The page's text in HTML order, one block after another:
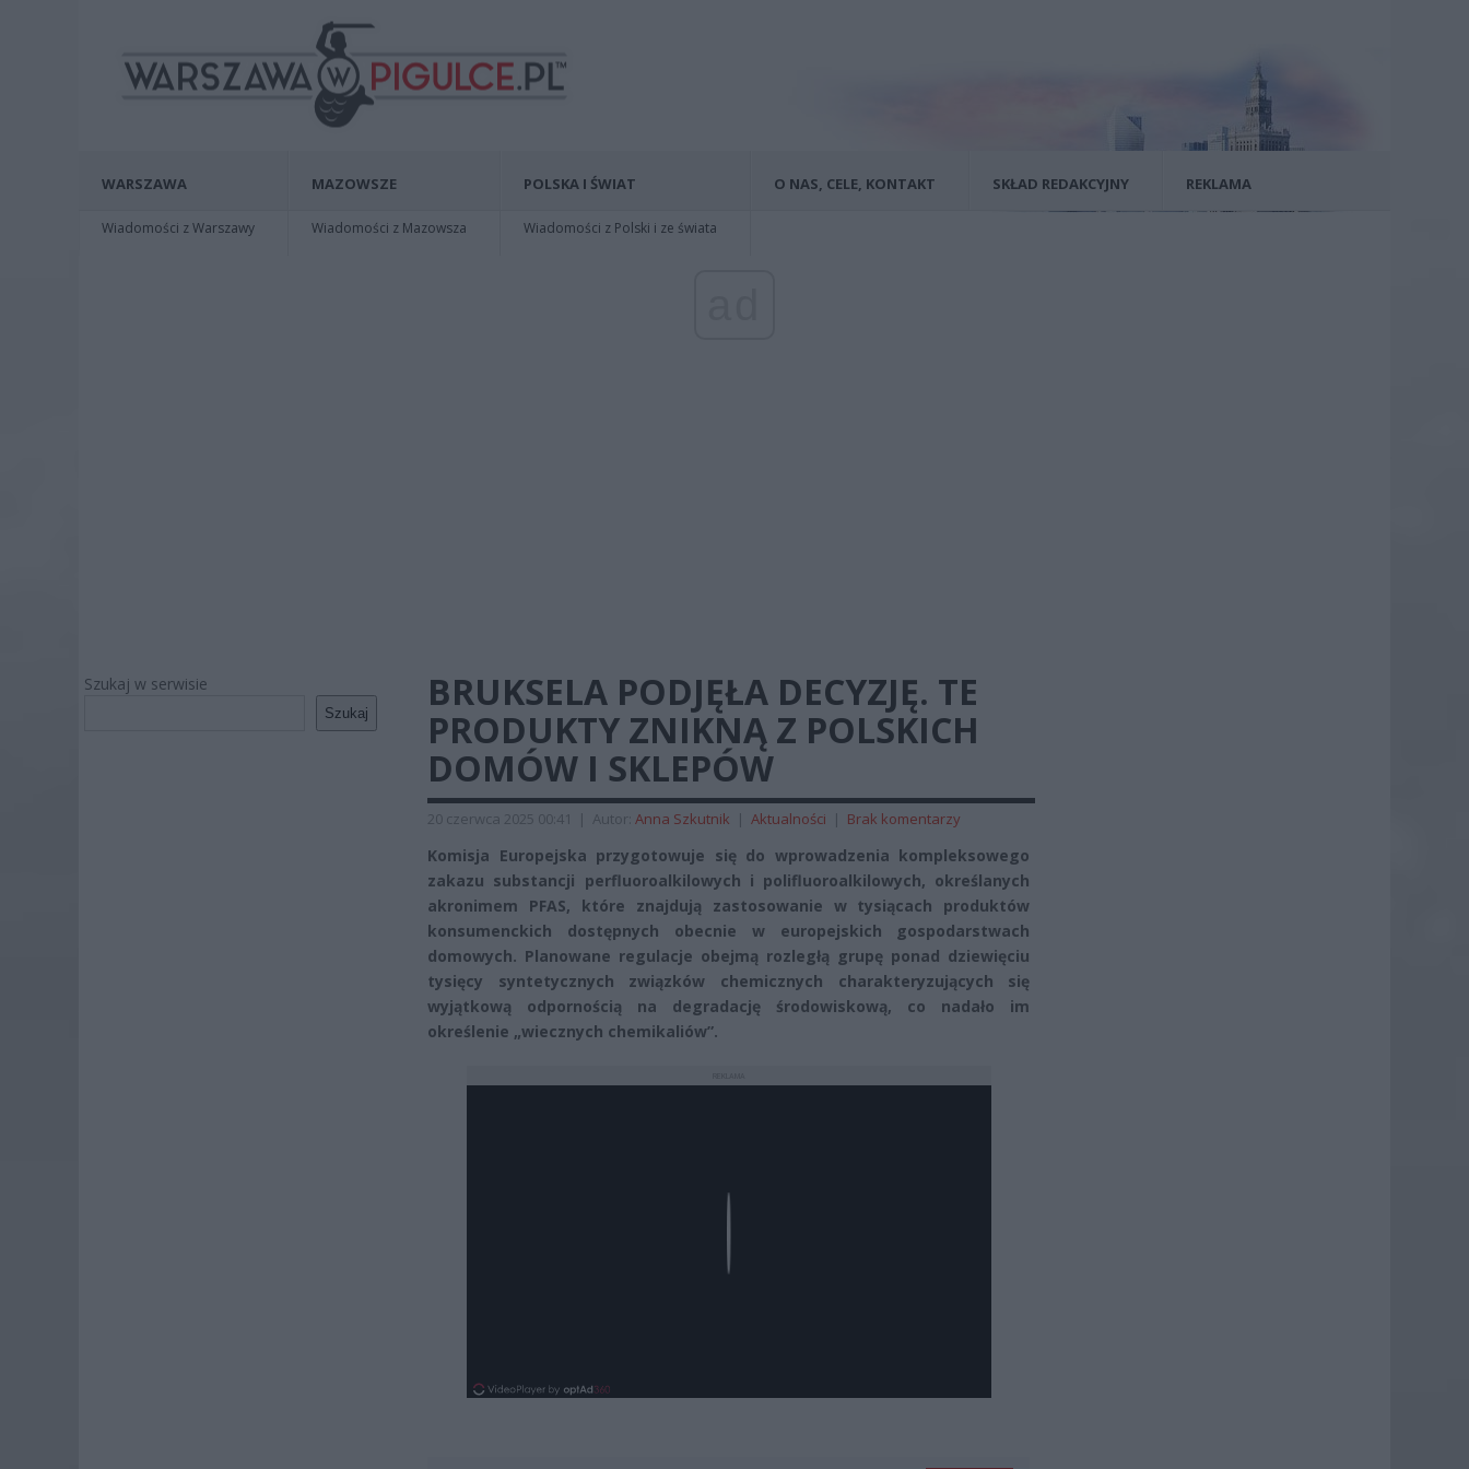
WARSZAWA
Wiadomości z Warszawy
MAZOWSZE
Wiadomości z Mazowsza
POLSKA I ŚWIAT
Wiadomości z Polski i ze świata
O NAS, CELE, KONTAKT SKŁAD REDAKCYJNY REKLAMA
Szukaj w serwisie
Szukaj
BRUKSELA PODJĘŁA DECYZJĘ. TE
PRODUKTY ZNIKNĄ Z POLSKICH
DOMÓW I SKLEPÓW
20 czerwca 2025 00:41 | Autor: Anna Szkutnik | Aktualności | Brak komentarzy
Komisja Europejska przygotowuje się do wprowadzenia kompleksowego
zakazu substancji perfluoroalkilowych i polifluoroalkilowych, określanych
akronimem PFAS, które znajdują zastosowanie w tysiącach produktów
konsumenckich dostępnych obecnie w europejskich gospodarstwach
domowych. Planowane regulacje obejmą rozległą grupę ponad dziewięciu
tysięcy syntetycznych związków chemicznych charakteryzujących się
wyjątkową odpornością na degradację środowiskową, co nadało im
określenie „wiecznych chemikaliów”.